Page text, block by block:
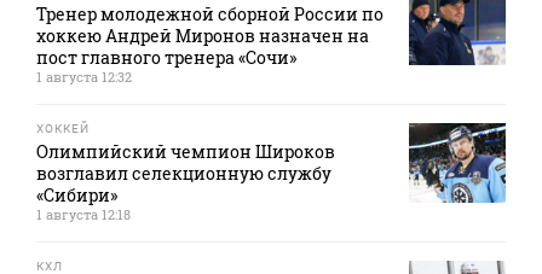
Тренер молодежной сборной России по
хоккею Андрей Миронов назначен на
пост главного тренера «Сочи»
1 августа 12:32
ХОККЕЙ
Олимпийский чемпион Широков
возглавил селекционную службу
«Сибири»
1 августа 12:18
КХЛ